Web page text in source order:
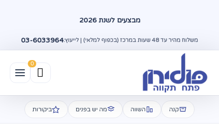
מבצעים לשנת 2026
משלוח מהיר עד 48 שעות במרכז (בכפוף למלאי) | לייעוץ: 03-6033964
קנה השווה מה יש בפנים ביקורות